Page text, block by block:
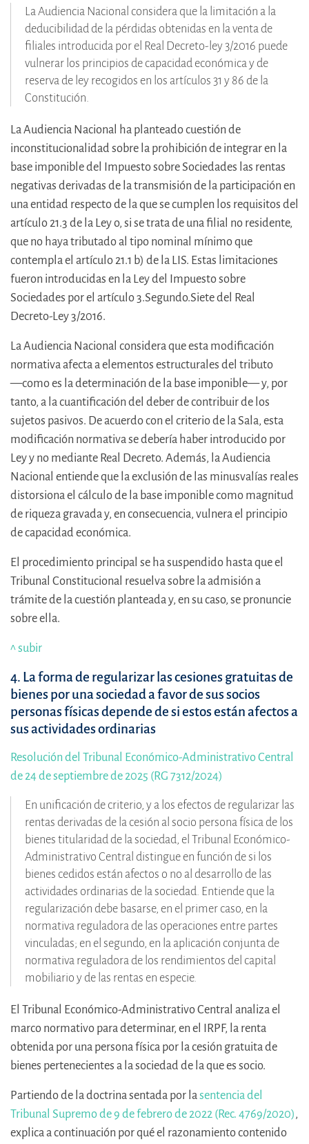
La Audiencia Nacional considera que la limitación a la
deducibilidad de la pérdidas obtenidas en la venta de
filiales introducida por el Real Decreto-ley 3/2016 puede
vulnerar los principios de capacidad económica y de
reserva de ley recogidos en los artículos 31 y 86 de la
Constitución.
La Audiencia Nacional ha planteado cuestión de
inconstitucionalidad sobre la prohibición de integrar en la
base imponible del Impuesto sobre Sociedades las rentas
negativas derivadas de la transmisión de la participación en
una entidad respecto de la que se cumplen los requisitos del
artículo 21.3 de la Ley o, si se trata de una filial no residente,
que no haya tributado al tipo nominal mínimo que
contempla el artículo 21.1 b) de la LIS. Estas limitaciones
fueron introducidas en la Ley del Impuesto sobre
Sociedades por el artículo 3.Segundo.Siete del Real
Decreto-Ley 3/2016.
La Audiencia Nacional considera que esta modificación
normativa afecta a elementos estructurales del tributo
—‍como es la determinación de la base imponible— y, por
tanto, a la cuantificación del deber de contribuir de los
sujetos pasivos. De acuerdo con el criterio de la Sala, esta
modificación normativa se debería haber introducido por
Ley y no mediante Real Decreto. Además, la Audiencia
Nacional entiende que la exclusión de las minusvalías reales
distorsiona el cálculo de la base imponible como magnitud
de riqueza gravada y, en consecuencia, vulnera el principio
de capacidad económica.
El procedimiento principal se ha suspendido hasta que el
Tribunal Constitucional resuelva sobre la admisión a
trámite de la cuestión planteada y, en su caso, se pronuncie
sobre ella.
^ subir
4. La forma de regularizar las cesiones gratuitas de
bienes por una sociedad a favor de sus socios
personas físicas depende de si estos están afectos a
sus actividades ordinarias
Resolución del Tribunal Económico-Administrativo Central
de 24 de septiembre de 2025 (RG 7312/2024)
En unificación de criterio, y a los efectos de regularizar las
rentas derivadas de la cesión al socio persona física de los
bienes titularidad de la sociedad, el Tribunal Económico-
Administrativo Central distingue en función de si los
bienes cedidos están afectos o no al desarrollo de las
actividades ordinarias de la sociedad. Entiende que la
regularización debe basarse, en el primer caso, en la
normativa reguladora de las operaciones entre partes
vinculadas; en el segundo, en la aplicación conjunta de
normativa reguladora de los rendimientos del capital
mobiliario y de las rentas en especie.
El Tribunal Económico-Administrativo Central analiza el
marco normativo para determinar, en el IRPF, la renta
obtenida por una persona física por la cesión gratuita de
bienes pertenecientes a la sociedad de la que es socio.
Partiendo de la doctrina sentada por lasentencia del
Tribunal Supremo de 9 de febrero de 2022 (Rec. 4769/2020),
explica a continuación por qué el razonamiento contenido